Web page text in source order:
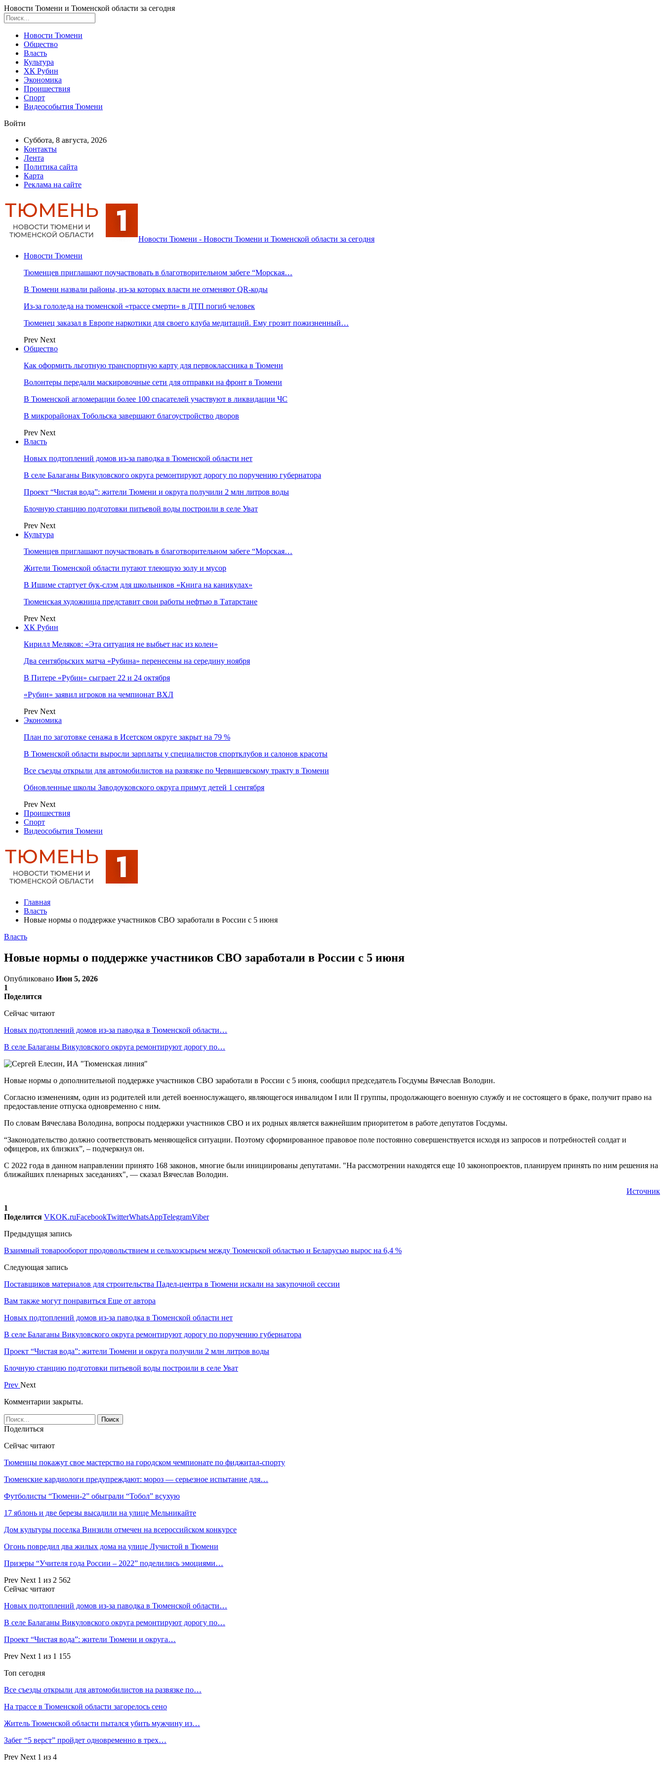
Новости Тюмени и Тюменской области за сегодня
Новости Тюмени
Общество
Власть
Культура
ХК Рубин
Экономика
Проишествия
Спорт
Видеособытия Тюмени
Войти
Суббота, 8 августа, 2026
Контакты
Лента
Политика сайта
Карта
Реклама на сайте
Новости Тюмени - Новости Тюмени и Тюменской области за сегодня
Новости Тюмени
Тюменцев приглашают поучаствовать в благотворительном забеге “Морская…
В Тюмени назвали районы, из-за которых власти не отменяют QR-коды
Из-за гололеда на тюменской «трассе смерти» в ДТП погиб человек
Тюменец заказал в Европе наркотики для своего клуба медитаций. Ему грозит пожизненный…
Prev Next
Общество
Как оформить льготную транспортную карту для первоклассника в Тюмени
Волонтеры передали маскировочные сети для отправки на фронт в Тюмени
В Тюменской агломерации более 100 спасателей участвуют в ликвидации ЧС
В микрорайонах Тобольска завершают благоустройство дворов
Prev Next
Власть
Новых подтоплений домов из-за паводка в Тюменской области нет
В селе Балаганы Викуловского округа ремонтируют дорогу по поручению губернатора
Проект “Чистая вода”: жители Тюмени и округа получили 2 млн литров воды
Блочную станцию подготовки питьевой воды построили в селе Уват
Prev Next
Культура
Тюменцев приглашают поучаствовать в благотворительном забеге “Морская…
Жители Тюменской области путают тлеющую золу и мусор
В Ишиме стартует бук-слэм для школьников «Книга на каникулах»
Тюменская художница представит свои работы нефтью в Татарстане
Prev Next
ХК Рубин
Кирилл Меляков: «Эта ситуация не выбьет нас из колеи»
Два сентябрьских матча «Рубина» перенесены на середину ноября
В Питере «Рубин» сыграет 22 и 24 октября
«Рубин» заявил игроков на чемпионат ВХЛ
Prev Next
Экономика
План по заготовке сенажа в Исетском округе закрыт на 79 %
В Тюменской области выросли зарплаты у специалистов спортклубов и салонов красоты
Все съезды открыли для автомобилистов на развязке по Червишевскому тракту в Тюмени
Обновленные школы Заводоуковского округа примут детей 1 сентября
Prev Next
Проишествия
Спорт
Видеособытия Тюмени
Главная
Власть
Новые нормы о поддержке участников СВО заработали в России с 5 июня
Власть
Новые нормы о поддержке участников СВО заработали в России с 5 июня
Опубликовано Июн 5, 2026
1
Поделится
Сейчас читают
Новых подтоплений домов из-за паводка в Тюменской области…
В селе Балаганы Викуловского округа ремонтируют дорогу по…
Новые нормы о дополнительной поддержке участников СВО заработали в России с 5 июня, сообщил председатель Госдумы Вячеслав Володин.
Согласно изменениям, один из родителей или детей военнослужащего, являющегося инвалидом I или II группы, продолжающего военную службу и не состоящего в браке, получит право на
предоставление отпуска одновременно с ним.
По словам Вячеслава Володина, вопросы поддержки участников СВО и их родных является важнейшим приоритетом в работе депутатов Госдумы.
“Законодательство должно соответствовать меняющейся ситуации. Поэтому сформированное правовое поле постоянно совершенствуется исходя из запросов и потребностей солдат и
офицеров, их близких”, – подчеркнул он.
С 2022 года в данном направлении принято 168 законов, многие были инициированы депутатами. "На рассмотрении находятся еще 10 законопроектов, планируем принять по ним решения на
ближайших пленарных заседаниях", — сказал Вячеслав Володин.
Источник
1
Поделится VKOK.ruFacebookTwitterWhatsAppTelegramViber
Предыдущая запись
Взаимный товарооборот продовольствием и сельхозсырьем между Тюменской областью и Беларусью вырос на 6,4 %
Следующая запись
Поставщиков материалов для строительства Падел-центра в Тюмени искали на закупочной сессии
Вам также могут понравиться Еще от автора
Новых подтоплений домов из-за паводка в Тюменской области нет
В селе Балаганы Викуловского округа ремонтируют дорогу по поручению губернатора
Проект “Чистая вода”: жители Тюмени и округа получили 2 млн литров воды
Блочную станцию подготовки питьевой воды построили в селе Уват
Prev Next
Комментарии закрыты.
Поделиться
Сейчас читают
Тюменцы покажут свое мастерство на городском чемпионате по фиджитал-спорту
Тюменские кардиологи предупреждают: мороз — серьезное испытание для…
Футболисты “Тюмени-2” обыграли “Тобол” всухую
17 яблонь и две березы высадили на улице Мельникайте
Дом культуры поселка Винзили отмечен на всероссийском конкурсе
Огонь повредил два жилых дома на улице Лучистой в Тюмени
Призеры “Учителя года России – 2022” поделились эмоциями…
Prev Next 1 из 2 562
Сейчас читают
Новых подтоплений домов из-за паводка в Тюменской области…
В селе Балаганы Викуловского округа ремонтируют дорогу по…
Проект “Чистая вода”: жители Тюмени и округа…
Prev Next 1 из 1 155
Топ сегодня
Все съезды открыли для автомобилистов на развязке по…
На трассе в Тюменской области загорелось сено
Житель Тюменской области пытался убить мужчину из…
Забег “5 верст” пройдет одновременно в трех…
Prev Next 1 из 4